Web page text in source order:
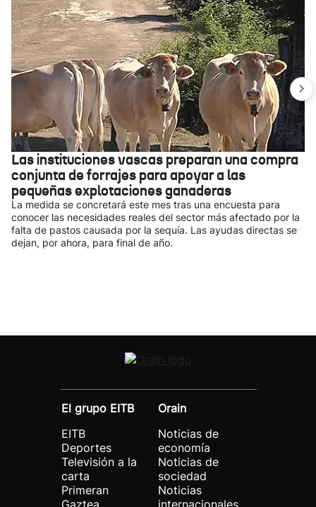
Las instituciones vascas preparan una compra
conjunta de forrajes para apoyar a las
pequeñas explotaciones ganaderas
La medida se concretará este mes tras una encuesta para
conocer las necesidades reales del sector más afectado por la
falta de pastos causada por la sequía. Las ayudas directas se
dejan, por ahora, para final de año.
El grupo EITB
EITB
Deportes
Televisión a la
carta
Primeran
Gaztea
Orain
Noticias de
economía
Noticias de
sociedad
Noticias
internacionales